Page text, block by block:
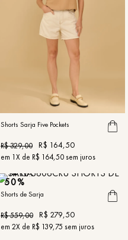
Shorts Sarja Five Pockets
R$329,00 R$ 164,50
em 1X de R$ 164,50sem juros
50%
Shorts de Sarja
R$559,00 R$ 279,50
em 2X de R$ 139,75 sem juros